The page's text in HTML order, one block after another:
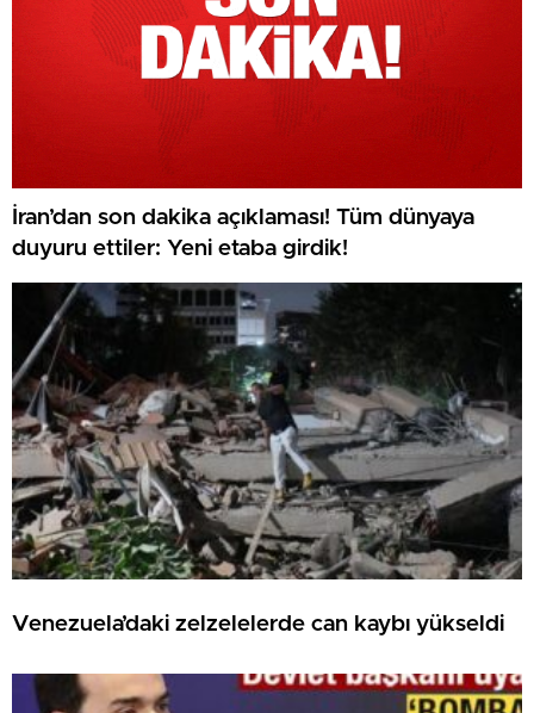
İran’dan son dakika açıklaması! Tüm dünyaya
duyuru ettiler: Yeni etaba girdik!
Venezuela’daki zelzelelerde can kaybı yükseldi